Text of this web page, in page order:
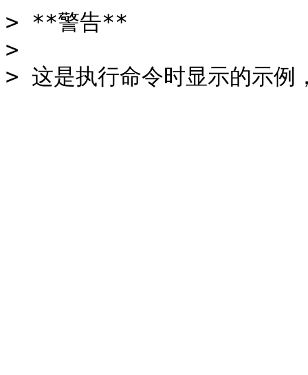
> **警告**
>